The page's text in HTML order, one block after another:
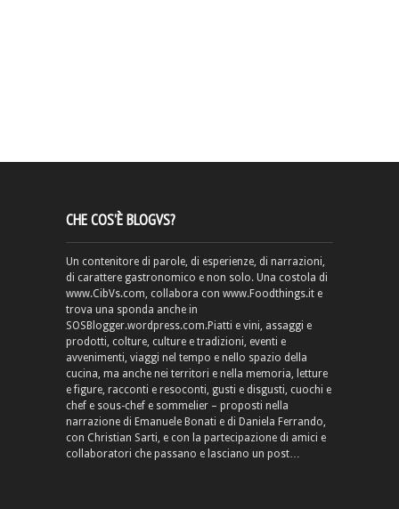
CHE COS’È BLOGVS?
Un contenitore di parole, di esperienze, di narrazioni,
di carattere gastronomico e non solo. Una costola di
www.CibVs.com, collabora con www.Foodthings.it e
trova una sponda anche in
SOSBlogger.wordpress.com.Piatti e vini, assaggi e
prodotti, colture, culture e tradizioni, eventi e
avvenimenti, viaggi nel tempo e nello spazio della
cucina, ma anche nei territori e nella memoria, letture
e figure, racconti e resoconti, gusti e disgusti, cuochi e
chef e sous-chef e sommelier – proposti nella
narrazione di Emanuele Bonati e di Daniela Ferrando,
con Christian Sarti, e con la partecipazione di amici e
collaboratori che passano e lasciano un post…